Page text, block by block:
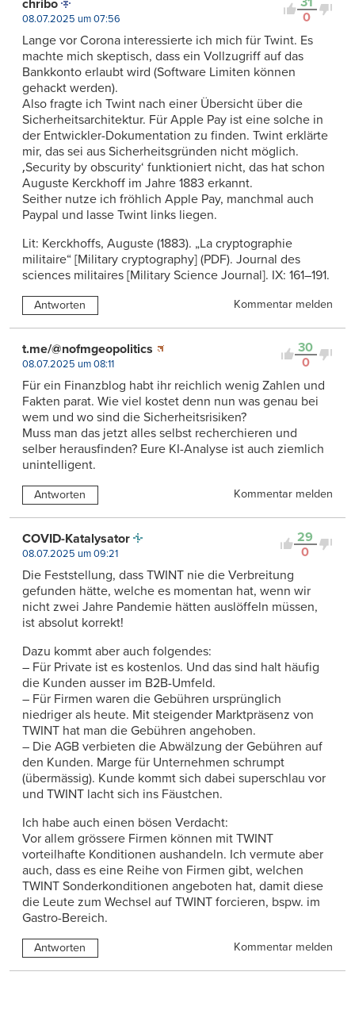
0
chribo
08.07.2025 um 07:56
Lange vor Corona interessierte ich mich für Twint. Es
machte mich skeptisch, dass ein Vollzugriff auf das
Bankkonto erlaubt wird (Software Limiten können
gehackt werden).
Also fragte ich Twint nach einer Übersicht über die
Sicherheitsarchitektur. Für Apple Pay ist eine solche in
der Entwickler-Dokumentation zu finden. Twint erklärte
mir, das sei aus Sicherheitsgründen nicht möglich.
‚Security by obscurity‘ funktioniert nicht, das hat schon
Auguste Kerckhoff im Jahre 1883 erkannt.
Seither nutze ich fröhlich Apple Pay, manchmal auch
Paypal und lasse Twint links liegen.
Lit: Kerckhoffs, Auguste (1883). „La cryptographie
militaire“ [Military cryptography] (PDF). Journal des
sciences militaires [Military Science Journal]. IX: 161–191.
Antworten Kommentar melden
30
0
t.me/@nofmgeopolitics
08.07.2025 um 08:11
Für ein Finanzblog habt ihr reichlich wenig Zahlen und
Fakten parat. Wie viel kostet denn nun was genau bei
wem und wo sind die Sicherheitsrisiken?
Muss man das jetzt alles selbst recherchieren und
selber herausfinden? Eure KI-Analyse ist auch ziemlich
unintelligent.
Antworten Kommentar melden
29
0
COVID-Katalysator
08.07.2025 um 09:21
Die Feststellung, dass TWINT nie die Verbreitung
gefunden hätte, welche es momentan hat, wenn wir
nicht zwei Jahre Pandemie hätten auslöffeln müssen,
ist absolut korrekt!
Dazu kommt aber auch folgendes:
– Für Private ist es kostenlos. Und das sind halt häufig
die Kunden ausser im B2B-Umfeld.
– Für Firmen waren die Gebühren ursprünglich
niedriger als heute. Mit steigender Marktpräsenz von
TWINT hat man die Gebühren angehoben.
– Die AGB verbieten die Abwälzung der Gebühren auf
den Kunden. Marge für Unternehmen schrumpt
(übermässig). Kunde kommt sich dabei superschlau vor
und TWINT lacht sich ins Fäustchen.
Ich habe auch einen bösen Verdacht:
Vor allem grössere Firmen können mit TWINT
vorteilhafte Konditionen aushandeln. Ich vermute aber
auch, dass es eine Reihe von Firmen gibt, welchen
TWINT Sonderkonditionen angeboten hat, damit diese
die Leute zum Wechsel auf TWINT forcieren, bspw. im
Gastro-Bereich.
Antworten Kommentar melden